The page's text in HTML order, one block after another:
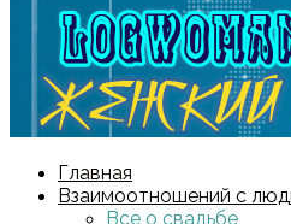
Главная
Взаимоотношений с
Все о свадьбе